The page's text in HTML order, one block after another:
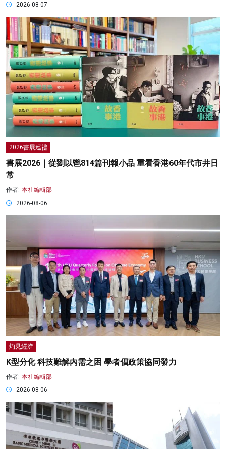
2026-08-07
2026書展巡禮
書展2026｜從劉以鬯814篇刊報小品 重看香港60年代市井日
常
作者: 本社編輯部
2026-08-06
灼見經濟
K型分化 科技難解內需之困 學者倡政策協同發力
作者: 本社編輯部
2026-08-06